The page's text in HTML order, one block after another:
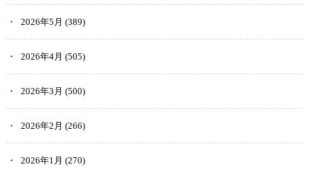
2026年5月 (389)
2026年4月 (505)
2026年3月 (500)
2026年2月 (266)
2026年1月 (270)